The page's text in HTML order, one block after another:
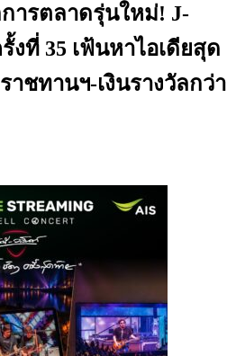
การตลาดรุ่นใหม่! J-
งที่ 35 เฟ้นหาไอเดียสุด
าชทานฯ-เงินรางวัลกว่า